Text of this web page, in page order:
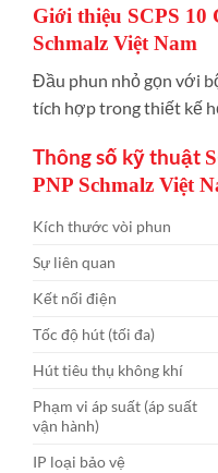
Giới thiệu SCPS 10
Schmalz Việt Nam
Đầu phun nhỏ gọn với
tích hợp trong thiết kế
Thông số kỹ thuật
PNP Schmalz Việt
Kích thước vòi phun
Sự liên quan
Kết nối điện
Tốc độ hút (tối đa)
Hút tiêu thụ không khí
Phạm vi áp suất (áp suất
vận hành)
IP loại bảo vệ